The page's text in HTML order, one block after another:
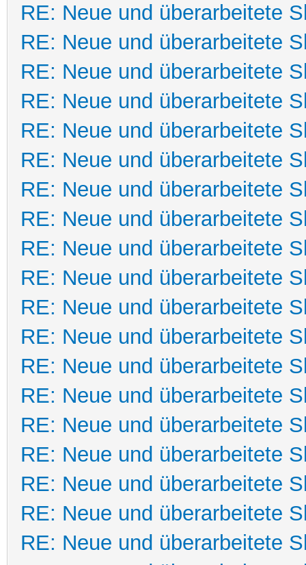
RE: Neue und überarbeitete
RE: Neue und überarbeitete
RE: Neue und überarbeitete
RE: Neue und überarbeitete
RE: Neue und überarbeitete
RE: Neue und überarbeitete
RE: Neue und überarbeitete
RE: Neue und überarbeitete
RE: Neue und überarbeitete
RE: Neue und überarbeitete
RE: Neue und überarbeitete
RE: Neue und überarbeitete
RE: Neue und überarbeitete
RE: Neue und überarbeitete
RE: Neue und überarbeitete
RE: Neue und überarbeitete
RE: Neue und überarbeitete
RE: Neue und überarbeitete
RE: Neue und überarbeitete